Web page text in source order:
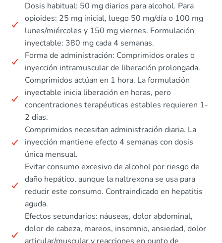
Dosis habitual: 50 mg diarios para alcohol. Para
opioides: 25 mg inicial, luego 50 mg/día o 100 mg
lunes/miércoles y 150 mg viernes. Formulación
inyectable: 380 mg cada 4 semanas.
Forma de administración: Comprimidos orales o
inyección intramuscular de liberación prolongada.
Comprimidos actúan en 1 hora. La formulación
inyectable inicia liberación en horas, pero
concentraciones terapéuticas estables requieren 1-
2 días.
Comprimidos necesitan administración diaria. La
inyección mantiene efecto 4 semanas con dosis
única mensual.
Evitar consumo excesivo de alcohol por riesgo de
daño hepático, aunque la naltrexona se usa para
reducir este consumo. Contraindicado en hepatitis
aguda.
Efectos secundarios: náuseas, dolor abdominal,
dolor de cabeza, mareos, insomnio, ansiedad, dolor